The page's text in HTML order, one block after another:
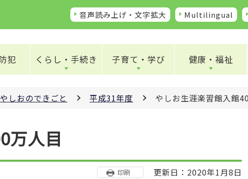
音声読み上げ・文字拡大 Multilingual
犯 くらし・手続き 子育て・学び 健康・福祉
やしおのできごと 平成31年度 やしお生涯楽習館入館
万人目
印刷
更新日：2020年1月8日